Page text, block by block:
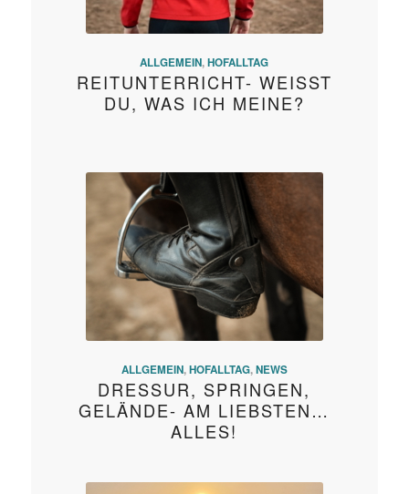
ALLGEMEIN,HOFALLTAG
REITUNTERRICHT- WEISST
DU, WAS ICH MEINE?
ALLGEMEIN,HOFALLTAG,NEWS
DRESSUR, SPRINGEN,
GELÄNDE- AM LIEBSTEN…
ALLES!